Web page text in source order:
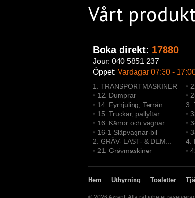
Vårt
Boka direkt: 17880
Jour: 040 5851 237
Öppet: Vardagar 07:30 -
1. TRANSPORTMASKINER
• 12. Dumprar
• 14. Fyrhjuling, Terrän...
• 15. Truckar, pallyftar
• 16. Kärror och vagnar
• 16-1 Släpvagnar-bil
2. GRÄV- LAST- & DEM...
• 21. Grävmaskiner
•
•
3.
•
•
•
4.
•
Hem Uthyrning Toaletter